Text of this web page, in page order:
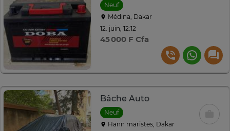
Neuf
Médina, Dakar
12. juin, 12:12
45 000 F Cfa
Bâche Auto
Neuf
Hann maristes, Dakar